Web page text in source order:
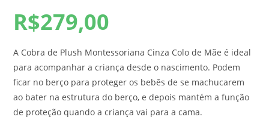
R$279,00
A Cobra de Plush Montessoriana Cinza Colo de Mãe é ideal
para acompanhar a criança desde o nascimento. Podem
ficar no berço para proteger os bebês de se machucarem
ao bater na estrutura do berço, e depois mantém a função
de proteção quando a criança vai para a cama.